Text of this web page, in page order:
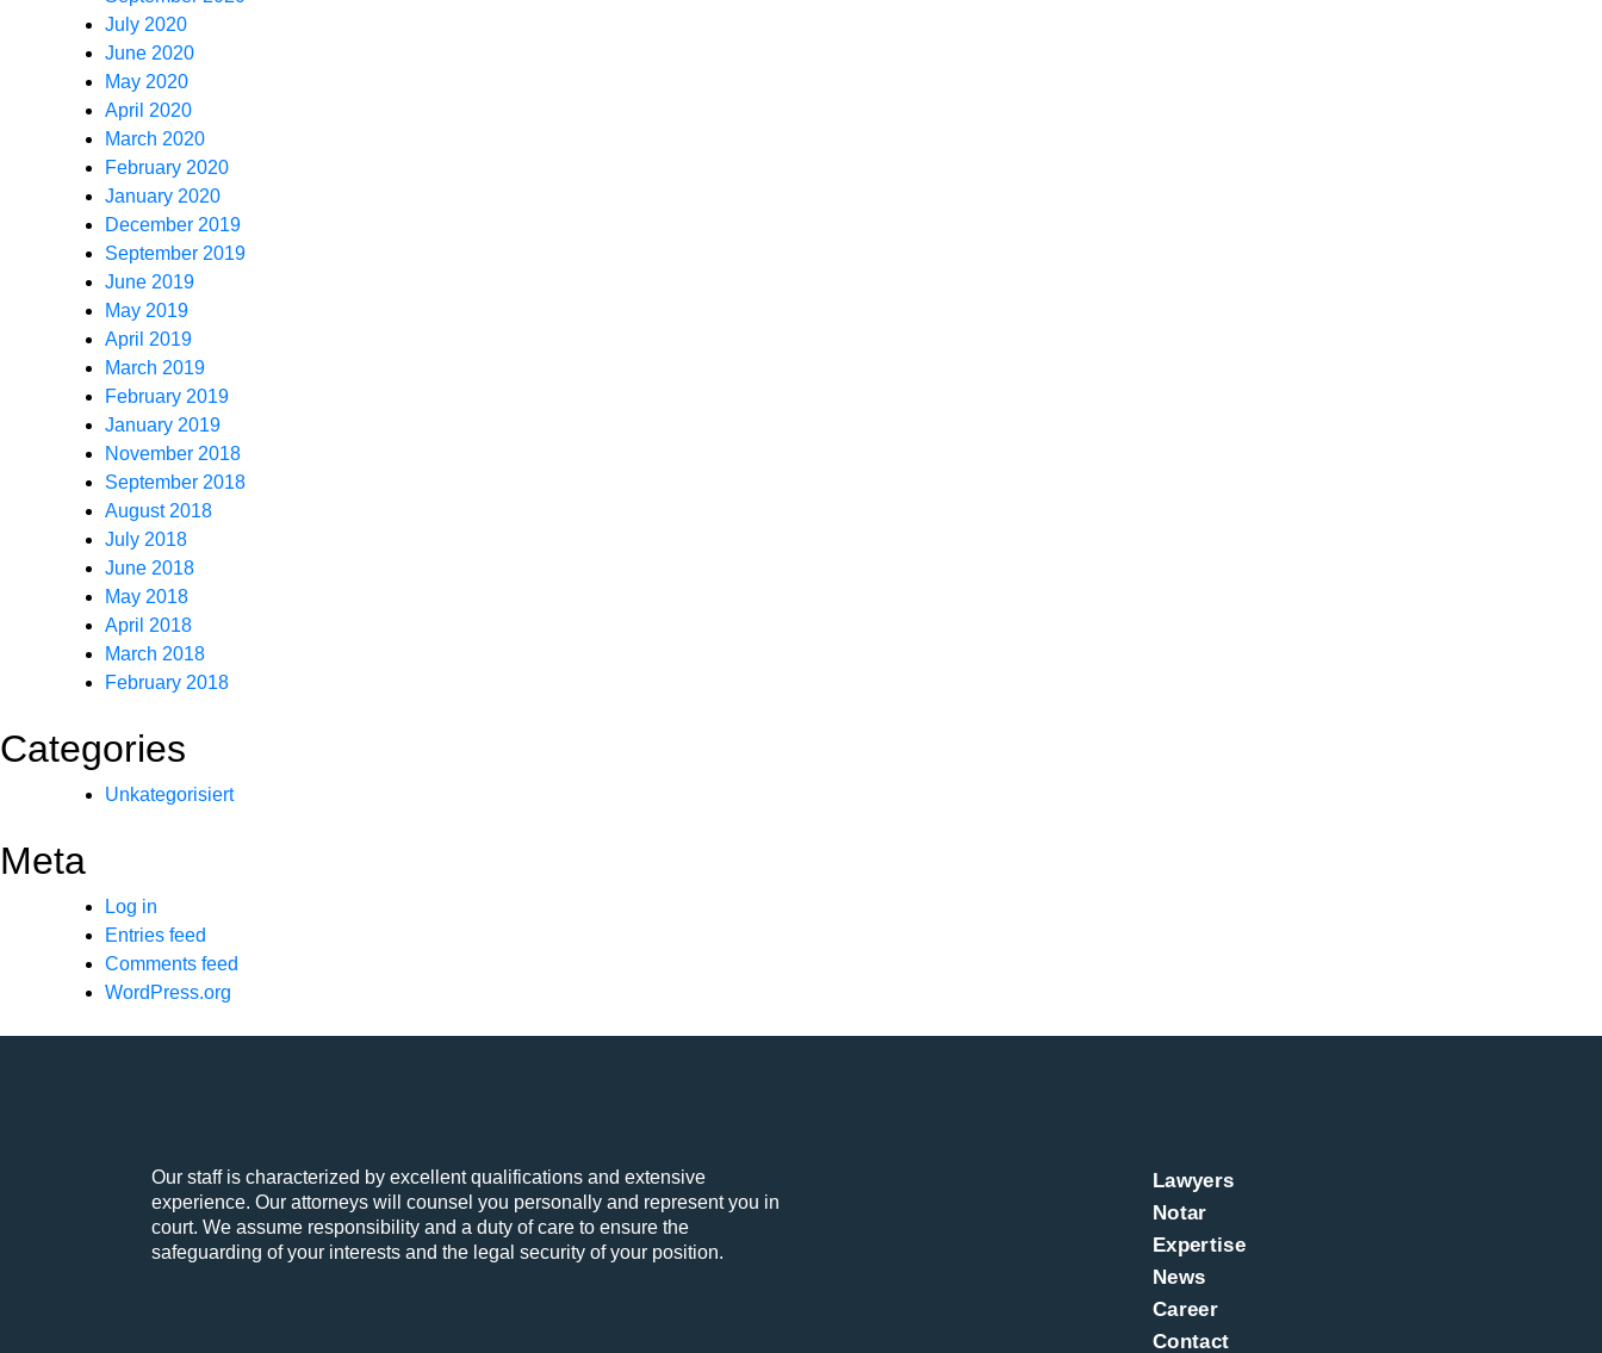
July 2020
June 2020
May 2020
April 2020
March 2020
February 2020
January 2020
December 2019
September 2019
June 2019
May 2019
April 2019
March 2019
February 2019
January 2019
November 2018
September 2018
August 2018
July 2018
June 2018
May 2018
April 2018
March 2018
February 2018
Categories
Unkategorisiert
Meta
Log in
Entries feed
Comments feed
WordPress.org
Our staff is characterized by excellent qualifications and extensive
experience. Our attorneys will counsel you personally and represent you in
court. We assume responsibility and a duty of care to ensure the
safeguarding of your interests and the legal security of your position.
Lawyers
Notar
Expertise
News
Career
Contact